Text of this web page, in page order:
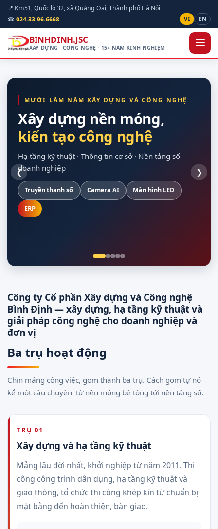
📍 Km51, Quốc lộ 32, xã Quảng Oai, Thành phố Hà Nội
☎ 024.33.96.6668 VI EN
BINHDINH.JSC
XÂY DỰNG · CÔNG NGHỆ · 15+ NĂM KINH NGHIỆM
MƯỜI LĂM NĂM XÂY DỰNG VÀ CÔNG NGHỆ
Xây dựng nền móng,
kiến tạo công nghệ
Hạ tầng kỹ thuật · Thông tin cơ sở · Nền tảng số
doanh nghiệp
Truyền thanh số Camera AI Màn hình LED
ERP
hạ tầng kỹ thuật
Xây dựng dân dụng Giao thông Nội thất
Điện mặt trời
quan sát được hiện
trường
Chuẩn Thông tư 24/2025
cho doanh nghiệp
Nền Odoo Hạ tầng máy chủ Sao lưu tự động
Tuỳ chỉnh theo nghiệp vụ
vòng đời dự án
Khảo sát trên bản đồ số Dự toán theo định mức
Bàn giao đủ tài liệu
❮ ❯
Công ty Cổ phần Xây dựng và Công nghệ
Bình Định — xây dựng, hạ tầng kỹ thuật và
giải pháp công nghệ cho doanh nghiệp và
đơn vị
Ba trụ hoạt động
Chín mảng công việc, gom thành ba trụ. Cách gom tự nó
kể một câu chuyện: từ nền móng bê tông tới nền tảng số.
TRỤ 01
Xây dựng và hạ tầng kỹ thuật
Mảng lâu đời nhất, khởi nghiệp từ năm 2011. Thi
công công trình dân dụng, hạ tầng kỹ thuật và
giao thông, tổ chức thi công khép kín từ chuẩn bị
mặt bằng đến hoàn thiện, bàn giao.